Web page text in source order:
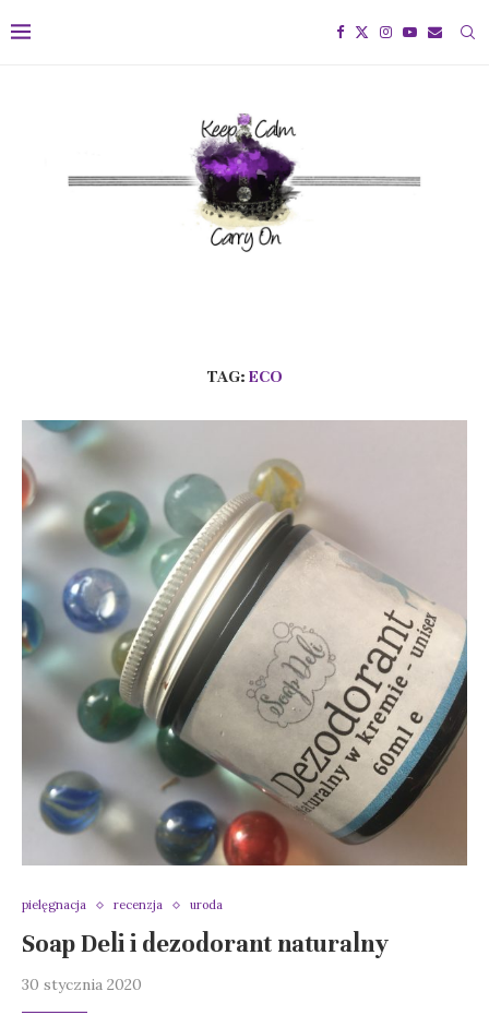
TAG: ECO
pielęgnacja recenzja uroda
Soap Deli i dezodorant naturalny
30 stycznia 2020